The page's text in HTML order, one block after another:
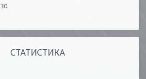
30
СТАТИСТИКА